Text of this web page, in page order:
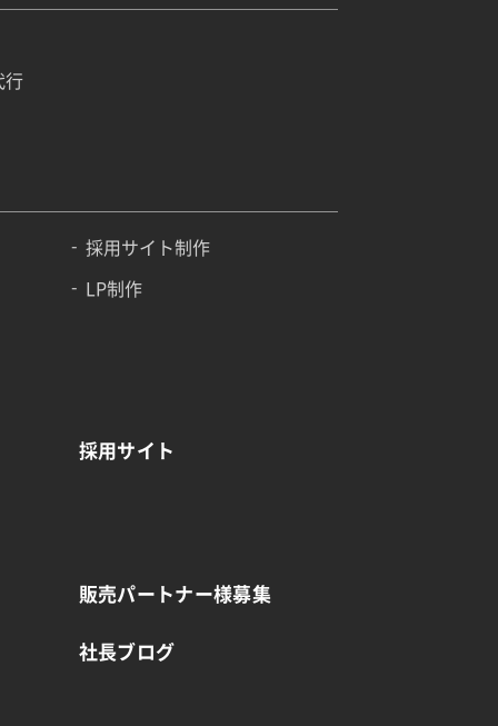
行
採用サイト制作
LP制作
採用サイト
販売パートナー様募集
社長ブログ